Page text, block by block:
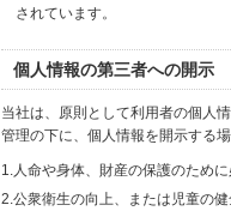
されています。
個人情報の第三者への開示
当社は、原則として利用者の個人
管理の下に、個人情報を開示する場
1.人命や身体、財産の保護のため
2.公衆衛生の向上、または児童の